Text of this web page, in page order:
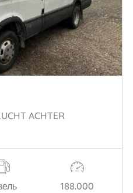
ACHTER
188.000